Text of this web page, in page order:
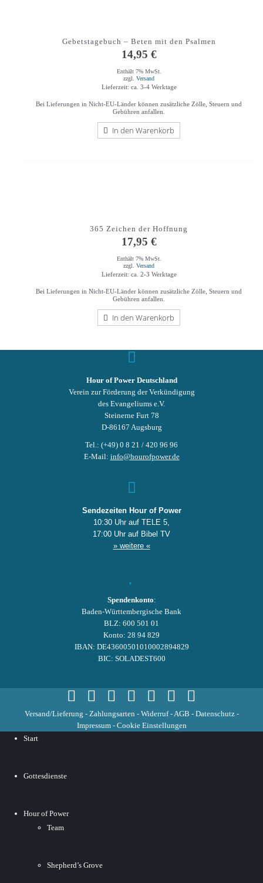
Gebetstagebuch – Beten mit den Psalmen
14,95 €
Enthält 7% MwSt.
zzgl. Versand
Lieferzeit: ca. 3-4 Werktage
Bei Lieferungen in Nicht-EU-Länder können zusätzliche Zölle, Steuern und
Gebühren anfallen.
In den Warenkorb
365 Zeichen der Hoffnung
17,95 €
Enthält 7% MwSt.
zzgl. Versand
Lieferzeit: ca. 2-3 Werktage
Bei Lieferungen in Nicht-EU-Länder können zusätzliche Zölle, Steuern und
Gebühren anfallen.
In den Warenkorb
Hour of Power Deutschland
Verein zur Förderung der Verkündigung
des Evangeliums e.V.
Steinerne Furt 78
D-86167 Augsburg
Tel.: (+49) 0 8 21 / 420 96 96
E-Mail: info@hourofpower.de
Sendezeiten Hour of Power
10:30 Uhr auf TELE 5,
17:00 Uhr auf Bibel TV
» weitere «
Spendenkonto:
Baden-Württembergische Bank
BLZ: 600 501 01
Konto: 28 94 829
IBAN: DE43600501010002894829
BIC: SOLADEST600
Versand/Lieferung - Zahlungsarten - Widerruf- AGB - Datenschutz-
Impressum- Cookie Einstellungen
Start
Gottesdienste
Hour of Power
Team
Shepherd’s Grove